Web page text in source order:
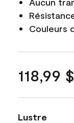
Couleurs
118,99
Lustre